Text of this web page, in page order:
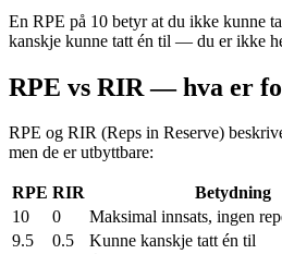
En RPE på 10 betyr at du ikke kunne
kanskje kunne tatt én til — du er ikke
RPE vs RIR — hva er
RPE og RIR (Reps in Reserve)
men de er utbyttbare:
RPE RIR
Betydning
10
0
Maksimal innsats, ingen
9.5
0.5
Kunne kanskje tatt én til